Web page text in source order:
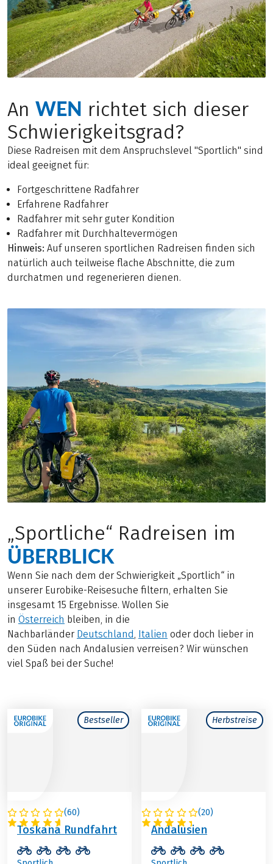
An WEN richtet sich dieser
Schwierigkeitsgrad?
Diese Radreisen mit dem Anspruchslevel "Sportlich" sind
ideal geeignet für:
Fortgeschrittene Radfahrer
Erfahrene Radfahrer
Radfahrer mit sehr guter Kondition
Radfahrer mit Durchhaltevermögen
Hinweis: Auf unseren sportlichen Radreisen finden sich
natürlich auch teilweise flache Abschnitte, die zum
durchatmen und regenerieren dienen.
„Sportliche“ Radreisen im
ÜBERBLICK
Wenn Sie nach dem der Schwierigkeit „Sportlich“ in
unserer Eurobike-Reisesuche filtern, erhalten Sie
insgesamt 15 Ergebnisse. Wollen Sie
in Österreich bleiben, in die
Nachbarländer Deutschland, Italien oder doch lieber in
den Süden nach Andalusien verreisen? Wir wünschen
viel Spaß bei der Suche!
Bestseller
(60)
ITALIEN
Toskana Rundfahrt
Herbstreise
(20)
SPANIEN
Andalusien